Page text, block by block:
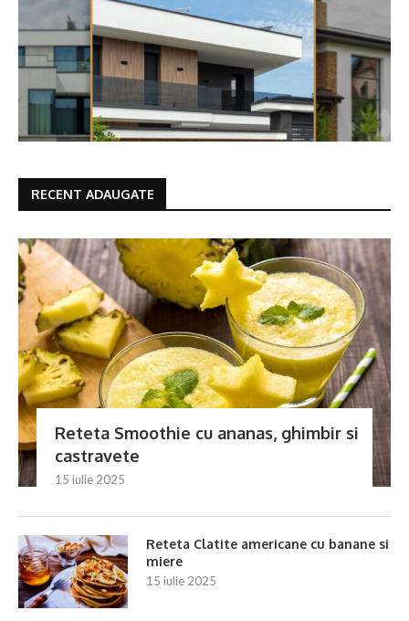
RECENT ADAUGATE
Reteta Smoothie cu ananas, ghimbir si
castravete
15 iulie 2025
Reteta Clatite americane cu banane si
miere
15 iulie 2025